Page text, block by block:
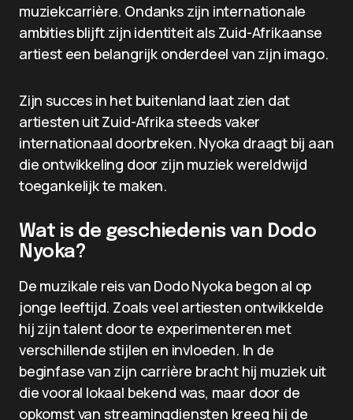
muziekcarrière. Ondanks zijn internationale
ambities blijft zijn identiteit als Zuid-Afrikaanse
artiest een belangrijk onderdeel van zijn imago.
Zijn succes in het buitenland laat zien dat
artiesten uit Zuid-Afrika steeds vaker
internationaal doorbreken. Nyoka draagt bij aan
die ontwikkeling door zijn muziek wereldwijd
toegankelijk te maken.
Wat is de geschiedenis van Dodo
Nyoka?
De muzikale reis van Dodo Nyoka begon al op
jonge leeftijd. Zoals veel artiesten ontwikkelde
hij zijn talent door te experimenteren met
verschillende stijlen en invloeden. In de
beginfase van zijn carrière bracht hij muziek uit
die vooral lokaal bekend was, maar door de
opkomst van streamingdiensten kreeg hij de